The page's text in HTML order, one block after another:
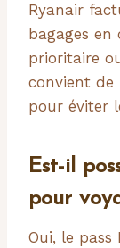
Ryanair
bagages en
prioritaire
convient de
pour éviter
Est-il
pour
Oui, le